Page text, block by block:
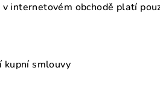
internetovém obchodě platí
kupní smlouvy